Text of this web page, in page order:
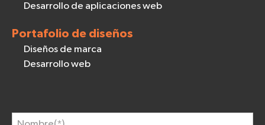
Desarrollo de aplicaciones web
Portafolio de diseños
Diseños de marca
Desarrollo web